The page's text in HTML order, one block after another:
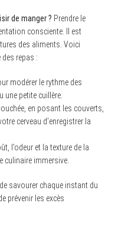
de manger ? Prendre le
consciente. Il est
des aliments. Voici
repas :
modérer le rythme des
une petite cuillère.
en posant les couverts,
cerveau d’enregistrer la
l’odeur et la texture de la
culinaire immersive.
savourer chaque instant du
prévenir les excès